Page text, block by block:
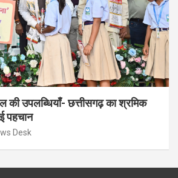
की उपलब्धियाँ- छत्तीसगढ़ का श्रमिक
पहचान
Desk